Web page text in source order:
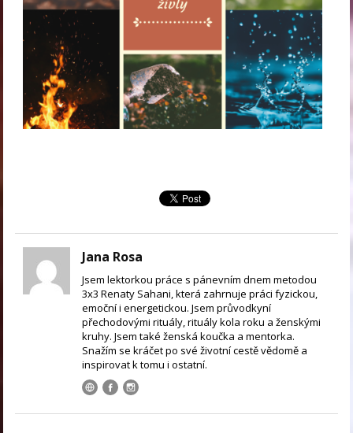
Jana Rosa
Jsem lektorkou práce s pánevním dnem metodou
3x3 Renaty Sahani, která zahrnuje práci fyzickou,
emoční i energetickou. Jsem průvodkyní
přechodovými rituály, rituály kola roku a ženskými
kruhy. Jsem také ženská koučka a mentorka.
Snažím se kráčet po své životní cestě vědomě a
inspirovat k tomu i ostatní.